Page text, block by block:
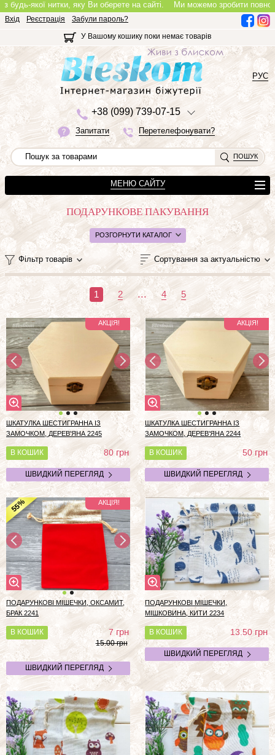
нитки, яку Ви оберете на сайті.Ми можемо зробити повноцінне
Вхід Реєстрація
Забули пароль?
У Вашому кошику поки немає товарів
+38 (099) 739-07-15
Запитати Перетелефонувати?
РУС
ПОШУК
МЕНЮ САЙТУ
ПОДАРУНКОВЕ ПАКУВАННЯ
РОЗГОРНУТИ КАТАЛОГ
Фільтр товарів Сортування за актуальністю
1 2 ... 4 5
АКЦІЯ!
ШКАТУЛКА ШЕСТИГРАННА ІЗ
ЗАМОЧКОМ, ДЕРЕВ'ЯНА 2245
В КОШИК 80грн
ШВИДКИЙ ПЕРЕГЛЯД
АКЦІЯ!
ШКАТУЛКА ШЕСТИГРАННА ІЗ
ЗАМОЧКОМ, ДЕРЕВ'ЯНА 2244
В КОШИК 50грн
ШВИДКИЙ ПЕРЕГЛЯД
АКЦІЯ!
55%
ПОДАРУНКОВІ МІШЕЧКИ, ОКСАМИТ,
БРАК 2241
В КОШИК 7грн
15.00 грн
ШВИДКИЙ ПЕРЕГЛЯД
ПОДАРУНКОВІ МІШЕЧКИ,
МІШКОВИНА, КИТИ 2234
В КОШИК 13.50грн
ШВИДКИЙ ПЕРЕГЛЯД